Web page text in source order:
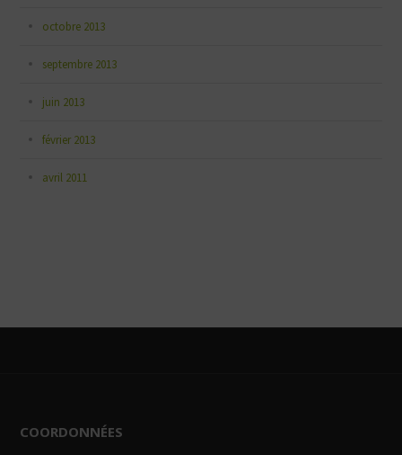
octobre 2013
septembre 2013
juin 2013
février 2013
avril 2011
COORDONNÉES